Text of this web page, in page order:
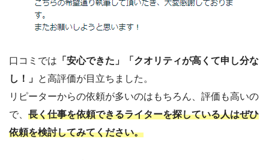
口コミでは 「安心できた」「クオリティが高くて申し分な
し！」 と高評価が目立ちました。
リピーターからの依頼が多いのはもちろん、評価も高いの
で、 長く仕事を依頼できるライターを探している人はぜひ
依頼を検討してみてください。